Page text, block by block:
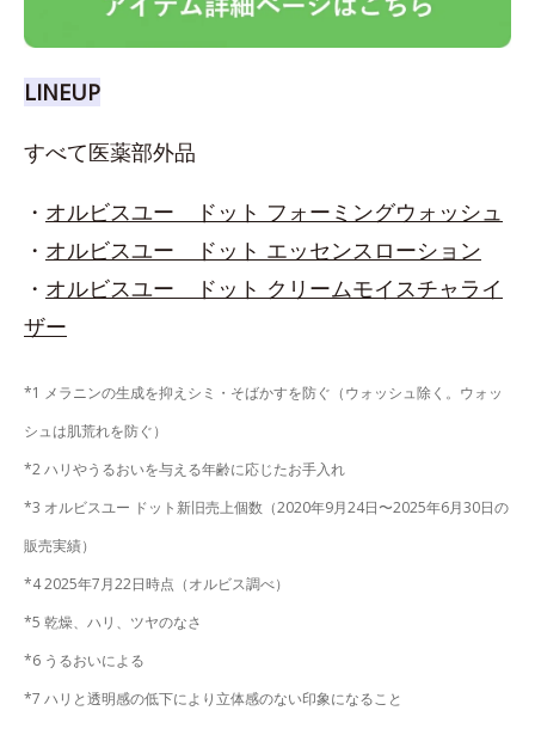
LINEUP
すべて医薬部外品
・ オルビスユー ドット フォーミングウォッシュ
・ オルビスユー ドット エッセンスローション
・ オルビスユー ドット クリームモイスチャライ
ザー
*1 メラニンの生成を抑えシミ・そばかすを防ぐ（ウォッシュ除く。ウォッ
シュは肌荒れを防ぐ）
*2 ハリやうるおいを与える年齢に応じたお手入れ
*3 オルビスユー ドット新旧売上個数（2020年9月24日〜2025年6月30日の
販売実績）
*4 2025年7月22日時点（オルビス調べ）
*5 乾燥、ハリ、ツヤのなさ
*6 うるおいによる
*7 ハリと透明感の低下により立体感のない印象になること